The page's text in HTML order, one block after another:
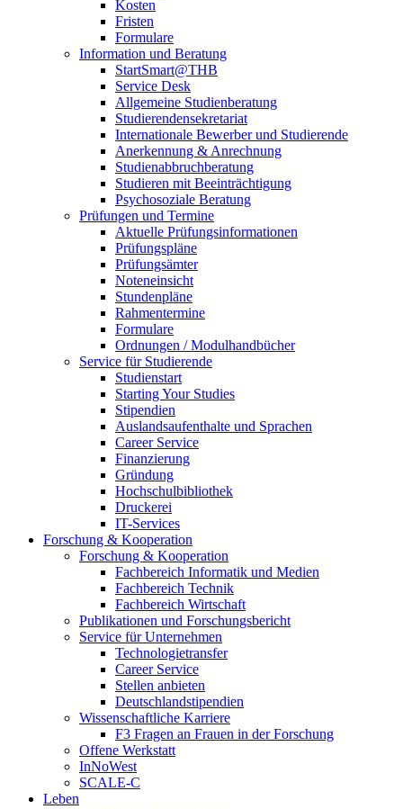
Kosten
Fristen
Formulare
Information und Beratung
StartSmart@THB
Service Desk
Allgemeine Studienberatung
Studierendensekretariat
Internationale Bewerber und Studierende
Anerkennung & Anrechnung
Studienabbruchberatung
Studieren mit Beeinträchtigung
Psychosoziale Beratung
Prüfungen und Termine
Aktuelle Prüfungsinformationen
Prüfungspläne
Prüfungsämter
Noteneinsicht
Stundenpläne
Rahmentermine
Formulare
Ordnungen / Modulhandbücher
Service für Studierende
Studienstart
Starting Your Studies
Stipendien
Auslandsaufenthalte und Sprachen
Career Service
Finanzierung
Gründung
Hochschulbibliothek
Druckerei
IT-Services
Forschung & Kooperation
Forschung & Kooperation
Fachbereich Informatik und Medien
Fachbereich Technik
Fachbereich Wirtschaft
Publikationen und Forschungsbericht
Service für Unternehmen
Technologietransfer
Career Service
Stellen anbieten
Deutschlandstipendien
Wissenschaftliche Karriere
F3 Fragen an Frauen in der Forschung
Offene Werkstatt
InNoWest
SCALE-C
Leben